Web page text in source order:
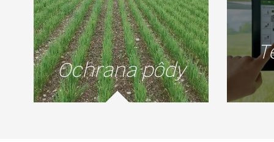
Ochrana pôdy